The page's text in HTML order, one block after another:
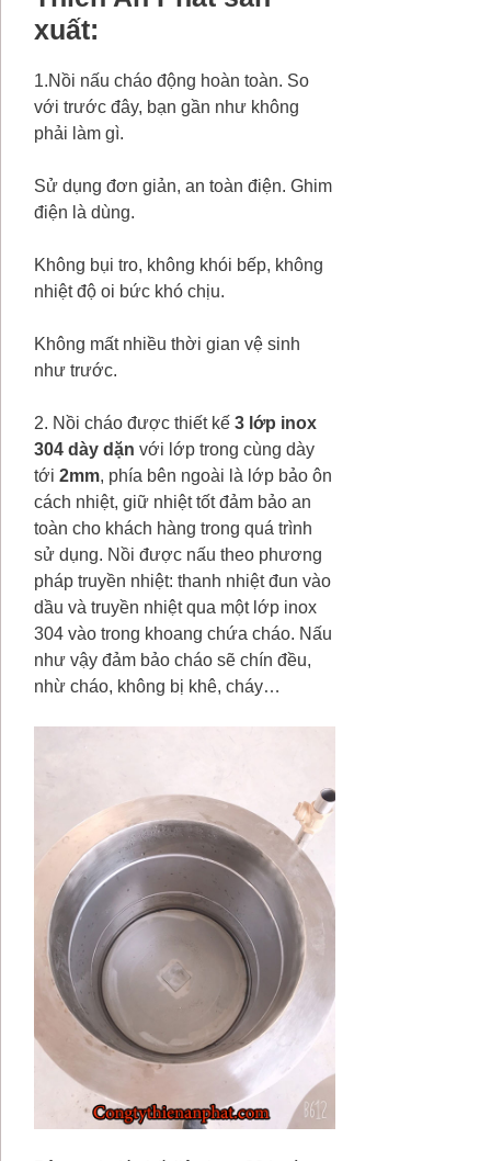
xuất:
1.Nồi nấu cháo động hoàn toàn. So
với trước đây, bạn gần như không
phải làm gì.
Sử dụng đơn giản, an toàn điện. Ghim
điện là dùng.
Không bụi tro, không khói bếp, không
nhiệt độ oi bức khó chịu.
Không mất nhiều thời gian vệ sinh
như trước.
2. Nồi cháo được thiết kế 3 lớp inox
304 dày dặn với lớp trong cùng dày
tới 2mm, phía bên ngoài là lớp bảo ôn
cách nhiệt, giữ nhiệt tốt đảm bảo an
toàn cho khách hàng trong quá trình
sử dụng. Nồi được nấu theo phương
pháp truyền nhiệt: thanh nhiệt đun vào
dầu và truyền nhiệt qua một lớp inox
304 vào trong khoang chứa cháo. Nấu
như vậy đảm bảo cháo sẽ chín đều,
nhừ cháo, không bị khê, cháy…